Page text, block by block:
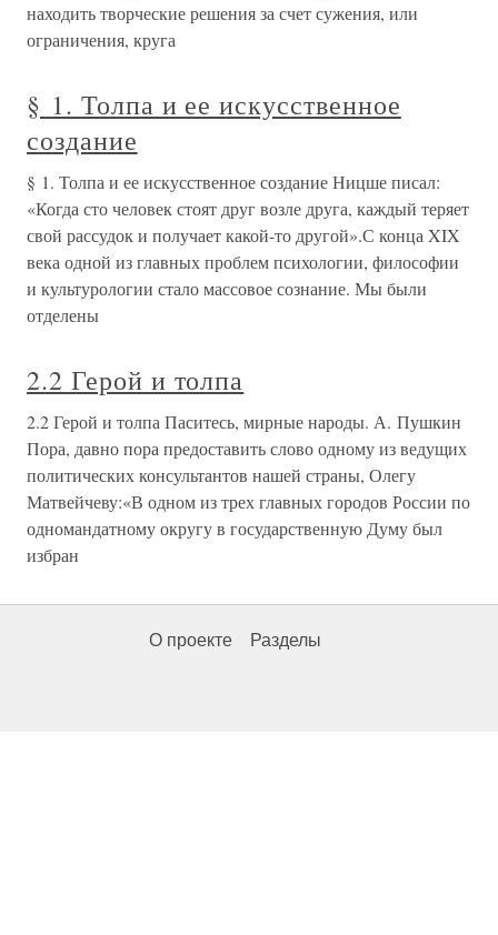
находить творческие решения за счет сужения, или
ограничения, круга
§ 1. Толпа и ее искусственное
создание
§ 1. Толпа и ее искусственное создание Ницше писал:
«Когда сто человек стоят друг возле друга, каждый теряет
свой рассудок и получает какой-то другой».С конца XIX
века одной из главных проблем психологии, философии
и культурологии стало массовое сознание. Мы были
отделены
2.2 Герой и толпа
2.2 Герой и толпа Паситесь, мирные народы. А. Пушкин
Пора, давно пора предоставить слово одному из ведущих
политических консультантов нашей страны, Олегу
Матвейчеву:«В одном из трех главных городов России по
одномандатному округу в государственную Думу был
избран
О проекте Разделы